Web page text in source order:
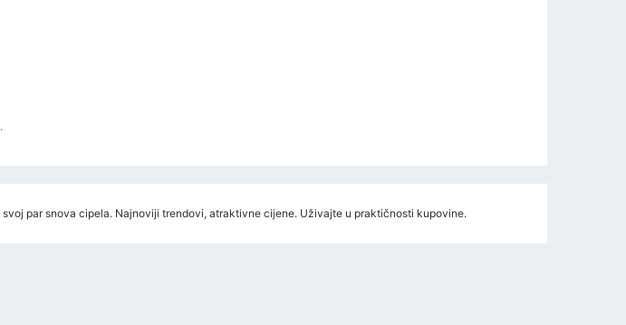
crna
par snova cipela. Najnoviji trendovi, atraktivne cijene. Uživajte u praktičnosti kupovine.